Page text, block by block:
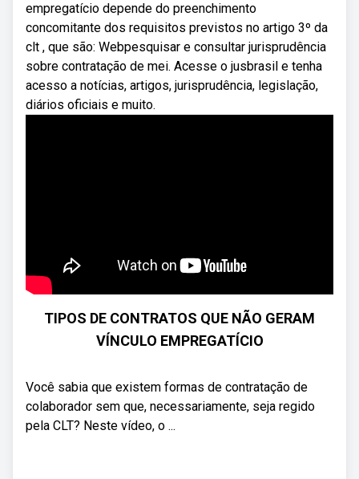
empregatício depende do preenchimento
concomitante dos requisitos previstos no artigo 3º da
clt , que são: Webpesquisar e consultar jurisprudência
sobre contratação de mei. Acesse o jusbrasil e tenha
acesso a notícias, artigos, jurisprudência, legislação,
diários oficiais e muito.
TIPOS DE CONTRATOS QUE NÃO GERAM
VÍNCULO EMPREGATÍCIO
Você sabia que existem formas de contratação de
colaborador sem que, necessariamente, seja regido
pela CLT? Neste vídeo, o ...